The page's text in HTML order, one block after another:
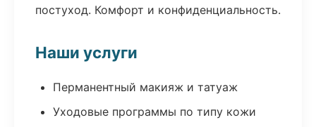
постуход. Комфорт и конфиденциальность.
Наши услуги
Перманентный макияж и татуаж
Уходовые программы по типу кожи